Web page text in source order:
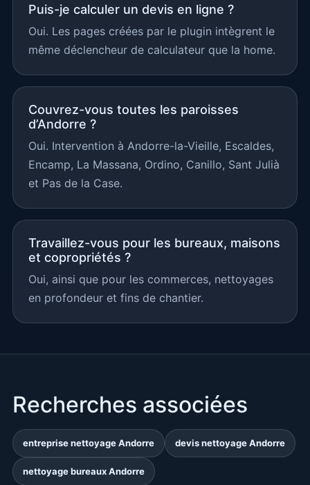
Puis-je calculer un devis en ligne ?
Oui. Les pages créées par le plugin intègrent le
même déclencheur de calculateur que la home.
Couvrez-vous toutes les paroisses
d’Andorre ?
Oui. Intervention à Andorre-la-Vieille, Escaldes,
Encamp, La Massana, Ordino, Canillo, Sant Julià
et Pas de la Case.
Travaillez-vous pour les bureaux, maisons
et copropriétés ?
Oui, ainsi que pour les commerces, nettoyages
en profondeur et fins de chantier.
Recherches associées
entreprise nettoyage Andorre devis nettoyage Andorre
nettoyage bureaux Andorre